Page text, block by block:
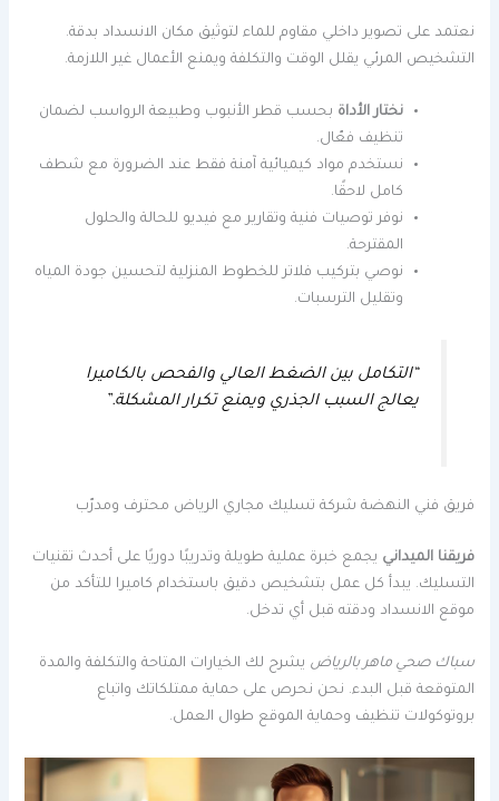
نعتمد على تصوير داخلي مقاوم للماء لتوثيق مكان الانسداد بدقة.
التشخيص المرئي يقلل الوقت والتكلفة ويمنع الأعمال غير اللازمة.
نختار الأداة بحسب قطر الأنبوب وطبيعة الرواسب لضمان
تنظيف فعّال.
نستخدم مواد كيميائية آمنة فقط عند الضرورة مع شطف
كامل لاحقًا.
نوفر توصيات فنية وتقارير مع فيديو للحالة والحلول
المقترحة.
نوصي بتركيب فلاتر للخطوط المنزلية لتحسين جودة المياه
وتقليل الترسبات.
“التكامل بين الضغط العالي والفحص بالكاميرا
يعالج السبب الجذري ويمنع تكرار المشكلة.”
فريق فني النهضة شركة تسليك مجاري الرياض محترف ومدرّب
فريقنا الميداني يجمع خبرة عملية طويلة وتدريبًا دوريًا على أحدث تقنيات
التسليك. يبدأ كل عمل بتشخيص دقيق باستخدام كاميرا للتأكد من
موقع الانسداد ودقته قبل أي تدخل.
سباك صحي ماهر بالرياض يشرح لك الخيارات المتاحة والتكلفة والمدة
المتوقعة قبل البدء. نحن نحرص على حماية ممتلكاتك واتباع
بروتوكولات تنظيف وحماية الموقع طوال العمل.